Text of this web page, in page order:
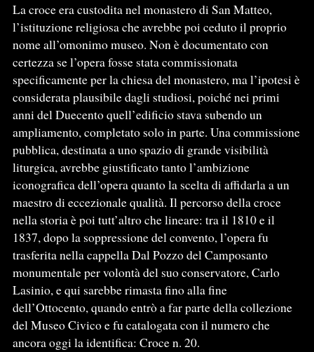
La croce era custodita nel monastero di San Matteo,
l’istituzione religiosa che avrebbe poi ceduto il proprio
nome all’omonimo museo. Non è documentato con
certezza se l’opera fosse stata commissionata
specificamente per la chiesa del monastero, ma l’ipotesi è
considerata plausibile dagli studiosi, poiché nei primi
anni del Duecento quell’edificio stava subendo un
ampliamento, completato solo in parte. Una commissione
pubblica, destinata a uno spazio di grande visibilità
liturgica, avrebbe giustificato tanto l’ambizione
iconografica dell’opera quanto la scelta di affidarla a un
maestro di eccezionale qualità. Il percorso della croce
nella storia è poi tutt’altro che lineare: tra il 1810 e il
1837, dopo la soppressione del convento, l’opera fu
trasferita nella cappella Dal Pozzo del Camposanto
monumentale per volontà del suo conservatore, Carlo
Lasinio, e qui sarebbe rimasta fino alla fine
dell’Ottocento, quando entrò a far parte della collezione
del Museo Civico e fu catalogata con il numero che
ancora oggi la identifica: Croce n. 20.